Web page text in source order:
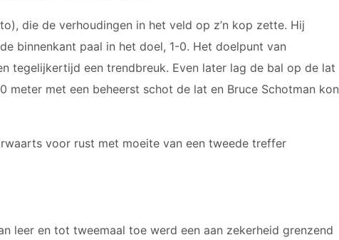
4 JM
1
2JM
3
1
1
die de verhoudingen in het veld op z’n kop zette. Hij
binnenkant paal in het doel, 1-0. Het doelpunt van
tegelijkertijd een trendbreuk. Even later lag de bal op de lat
meter met een beheerst schot de lat en Bruce Schotman kon
voor rust met moeite van een tweede treffer
leer en tot tweemaal toe werd een aan zekerheid grenzend